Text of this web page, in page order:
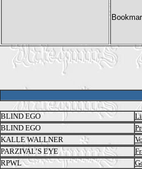
BLIND EGO
BLIND EGO
KALLE WALLNER
PARZIVAL’S EYE
RPWL